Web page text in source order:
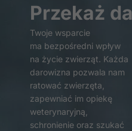
Przekaż
Twoje wsparcie
ma bezpośredni wpływ
na życie zwierząt. Każda
darowizna pozwala nam
ratować zwierzęta,
zapewniać im opiekę
weterynaryjną,
schronienie oraz szukać